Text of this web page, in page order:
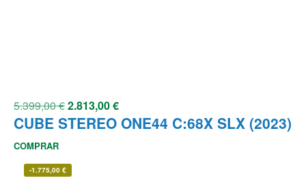
5.399,00€2.813,00€
CUBE STEREO ONE44 C:68X SLX (2023)
COMPRAR
-1.775,00 €